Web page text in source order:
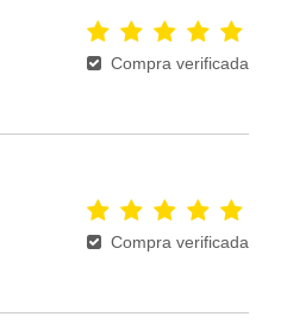
Compra verificada
Compra verificada